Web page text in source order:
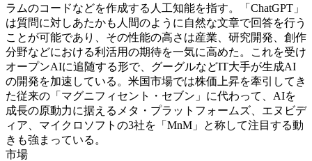
ラムのコードなどを作成する人工知能を指す。「ChatGPT」
は質問に対しあたかも人間のように自然な文章で回答を行う
ことが可能であり、その性能の高さは産業、研究開発、創作
分野などにおける利活用の期待を一気に高めた。これを受け
オープンAIに追随する形で、グーグルなどIT大手が生成AI
の開発を加速している。米国市場では株価上昇を牽引してき
た従来の「マグニフィセント・セブン」に代わって、AIを
成長の原動力に据えるメタ・プラットフォームズ、エヌビデ
ィア、マイクロソフトの3社を「MnM」と称して注目する動
きも強まっている。
市場